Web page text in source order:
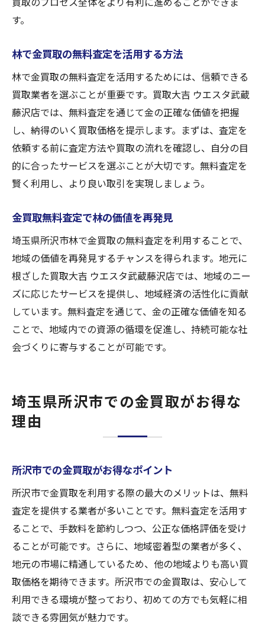
す。
林で金買取の無料査定を活用する方法
林で金買取の無料査定を活用するためには、信頼できる
買取業者を選ぶことが重要です。買取大吉 ウエスタ武蔵
藤沢店では、無料査定を通じて金の正確な価値を把握
し、納得のいく買取価格を提示します。まずは、査定を
依頼する前に査定方法や買取の流れを確認し、自分の目
的に合ったサービスを選ぶことが大切です。無料査定を
賢く利用し、より良い取引を実現しましょう。
金買取無料査定で林の価値を再発見
埼玉県所沢市林で金買取の無料査定を利用することで、
地域の価値を再発見するチャンスを得られます。地元に
根ざした買取大吉 ウエスタ武蔵藤沢店では、地域のニー
ズに応じたサービスを提供し、地域経済の活性化に貢献
しています。無料査定を通じて、金の正確な価値を知る
ことで、地域内での資源の循環を促進し、持続可能な社
会づくりに寄与することが可能です。
埼玉県所沢市での金買取がお得な
理由
所沢市での金買取がお得なポイント
所沢市で金買取を利用する際の最大のメリットは、無料
査定を提供する業者が多いことです。無料査定を活用す
ることで、手数料を節約しつつ、公正な価格評価を受け
ることが可能です。さらに、地域密着型の業者が多く、
地元の市場に精通しているため、他の地域よりも高い買
取価格を期待できます。所沢市での金買取は、安心して
利用できる環境が整っており、初めての方でも気軽に相
談できる雰囲気が魅力です。